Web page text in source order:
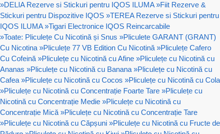
»DELIA Rezerve si Stickuri pentru IQOS ILUMA »Fiit Rezerve &
Stickuri pentru Dispozitive IQOS »TEREA Rezerve si Stickuri pentru
IQOS ILUMA »Tigari Electronice IQOS Reincarcabile
»Toate: Pliculețe Cu Nicotină și Snus »Pliculete GARANT (GRANT)
Cu Nicotina »Pliculețe 77 VB Edition Cu Nicotină »Pliculețe Cafero
Cu Cofeină »Pliculețe cu Nicotină cu Afine »Pliculețe cu Nicotină cu
Ananas »Pliculețe cu Nicotină cu Banana »Pliculețe cu Nicotină cu
Cafea »Pliculețe cu Nicotină cu Cocos »Pliculețe cu Nicotină cu Cola
»Pliculețe cu Nicotină cu Concentrație Foarte Tare »Pliculețe cu
Nicotină cu Concentrație Medie »Pliculețe cu Nicotină cu
Concentrație Mică »Pliculețe cu Nicotină cu Concentrație Tare
»Pliculețe cu Nicotină cu Căpșuni »Pliculețe cu Nicotină cu Fructe de